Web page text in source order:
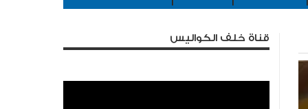
قناة خلف الكواليس